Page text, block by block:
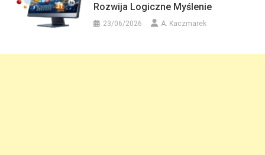
Rozwija Logiczne Myślenie
23/06/2026 A. Kaczmarek